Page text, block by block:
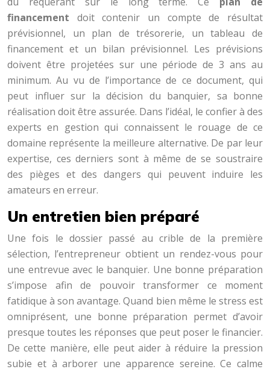
financement doit contenir un compte de résultat
prévisionnel, un plan de trésorerie, un tableau de
financement et un bilan prévisionnel. Les prévisions
doivent être projetées sur une période de 3 ans au
minimum. Au vu de l’importance de ce document, qui
peut influer sur la décision du banquier, sa bonne
réalisation doit être assurée. Dans l’idéal, le confier à des
experts en gestion qui connaissent le rouage de ce
domaine représente la meilleure alternative. De par leur
expertise, ces derniers sont à même de se soustraire
des pièges et des dangers qui peuvent induire les
amateurs en erreur.
Un entretien bien préparé
Une fois le dossier passé au crible de la première
sélection, l’entrepreneur obtient un rendez-vous pour
une entrevue avec le banquier. Une bonne préparation
s’impose afin de pouvoir transformer ce moment
fatidique à son avantage. Quand bien même le stress est
omniprésent, une bonne préparation permet d’avoir
presque toutes les réponses que peut poser le financier.
De cette manière, elle peut aider à réduire la pression
subie et à arborer une apparence sereine. Ce calme